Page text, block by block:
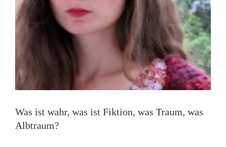
Was ist wahr, was ist Fiktion, was Traum, was
Albtraum?